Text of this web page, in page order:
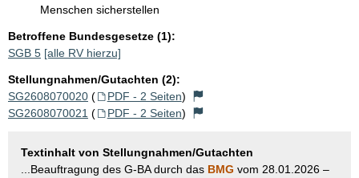
Menschen sicherstellen
Betroffene Bundesgesetze (1):
SGB 5 [alle RV hierzu]
Stellungnahmen/Gutachten (2):
SG2608070020 ( PDF - 2 Seiten)
SG2608070021 ( PDF - 2 Seiten)
Textinhalt von Stellungnahmen/Gutachten
...Beauftragung des G-BA durch das BMG vom 28.01.2026 –